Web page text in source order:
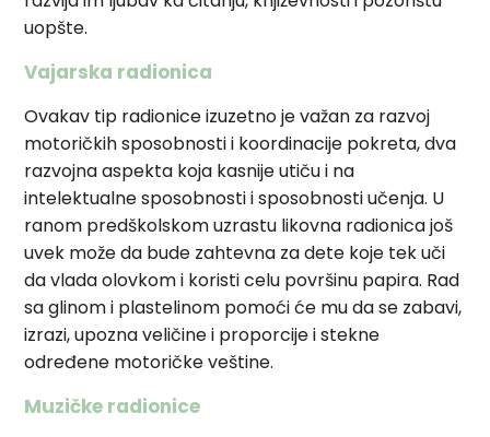
uopšte.
Vajarska radionica
Ovakav tip radionice izuzetno je važan za razvoj
motoričkih sposobnosti i koordinacije pokreta, dva
razvojna aspekta koja kasnije utiču i na
intelektualne sposobnosti i sposobnosti učenja. U
ranom predškolskom uzrastu likovna radionica još
uvek može da bude zahtevna za dete koje tek uči
da vlada olovkom i koristi celu površinu papira. Rad
sa glinom i plastelinom pomoći će mu da se zabavi,
izrazi, upozna veličine i proporcije i stekne
određene motoričke veštine.
Muzičke radionice